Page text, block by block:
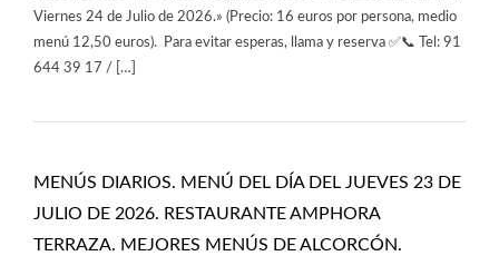
Viernes 24 de Julio de 2026.» (Precio: 16 euros por persona, medio
menú 12,50 euros). Para evitar esperas, llama y reserva ✅📞 Tel: 91
644 39 17 / […]
MENÚS DIARIOS. MENÚ DEL DÍA DEL JUEVES 23 DE
JULIO DE 2026. RESTAURANTE AMPHORA
TERRAZA. MEJORES MENÚS DE ALCORCÓN.